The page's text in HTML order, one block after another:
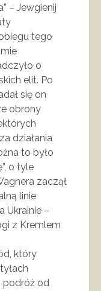
– Jewgienij
tego
o
elit. Po
się on
obrony
działania
to było
o tyle
zaczął
linie
Ukrainie –
z Kremlem
który
podróż od